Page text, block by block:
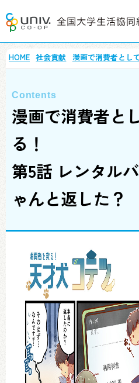
HOME 社会貢献 漫画で消費者とし
漫画で消費者と
る！
第5話 レンタル
ゃんと返した？